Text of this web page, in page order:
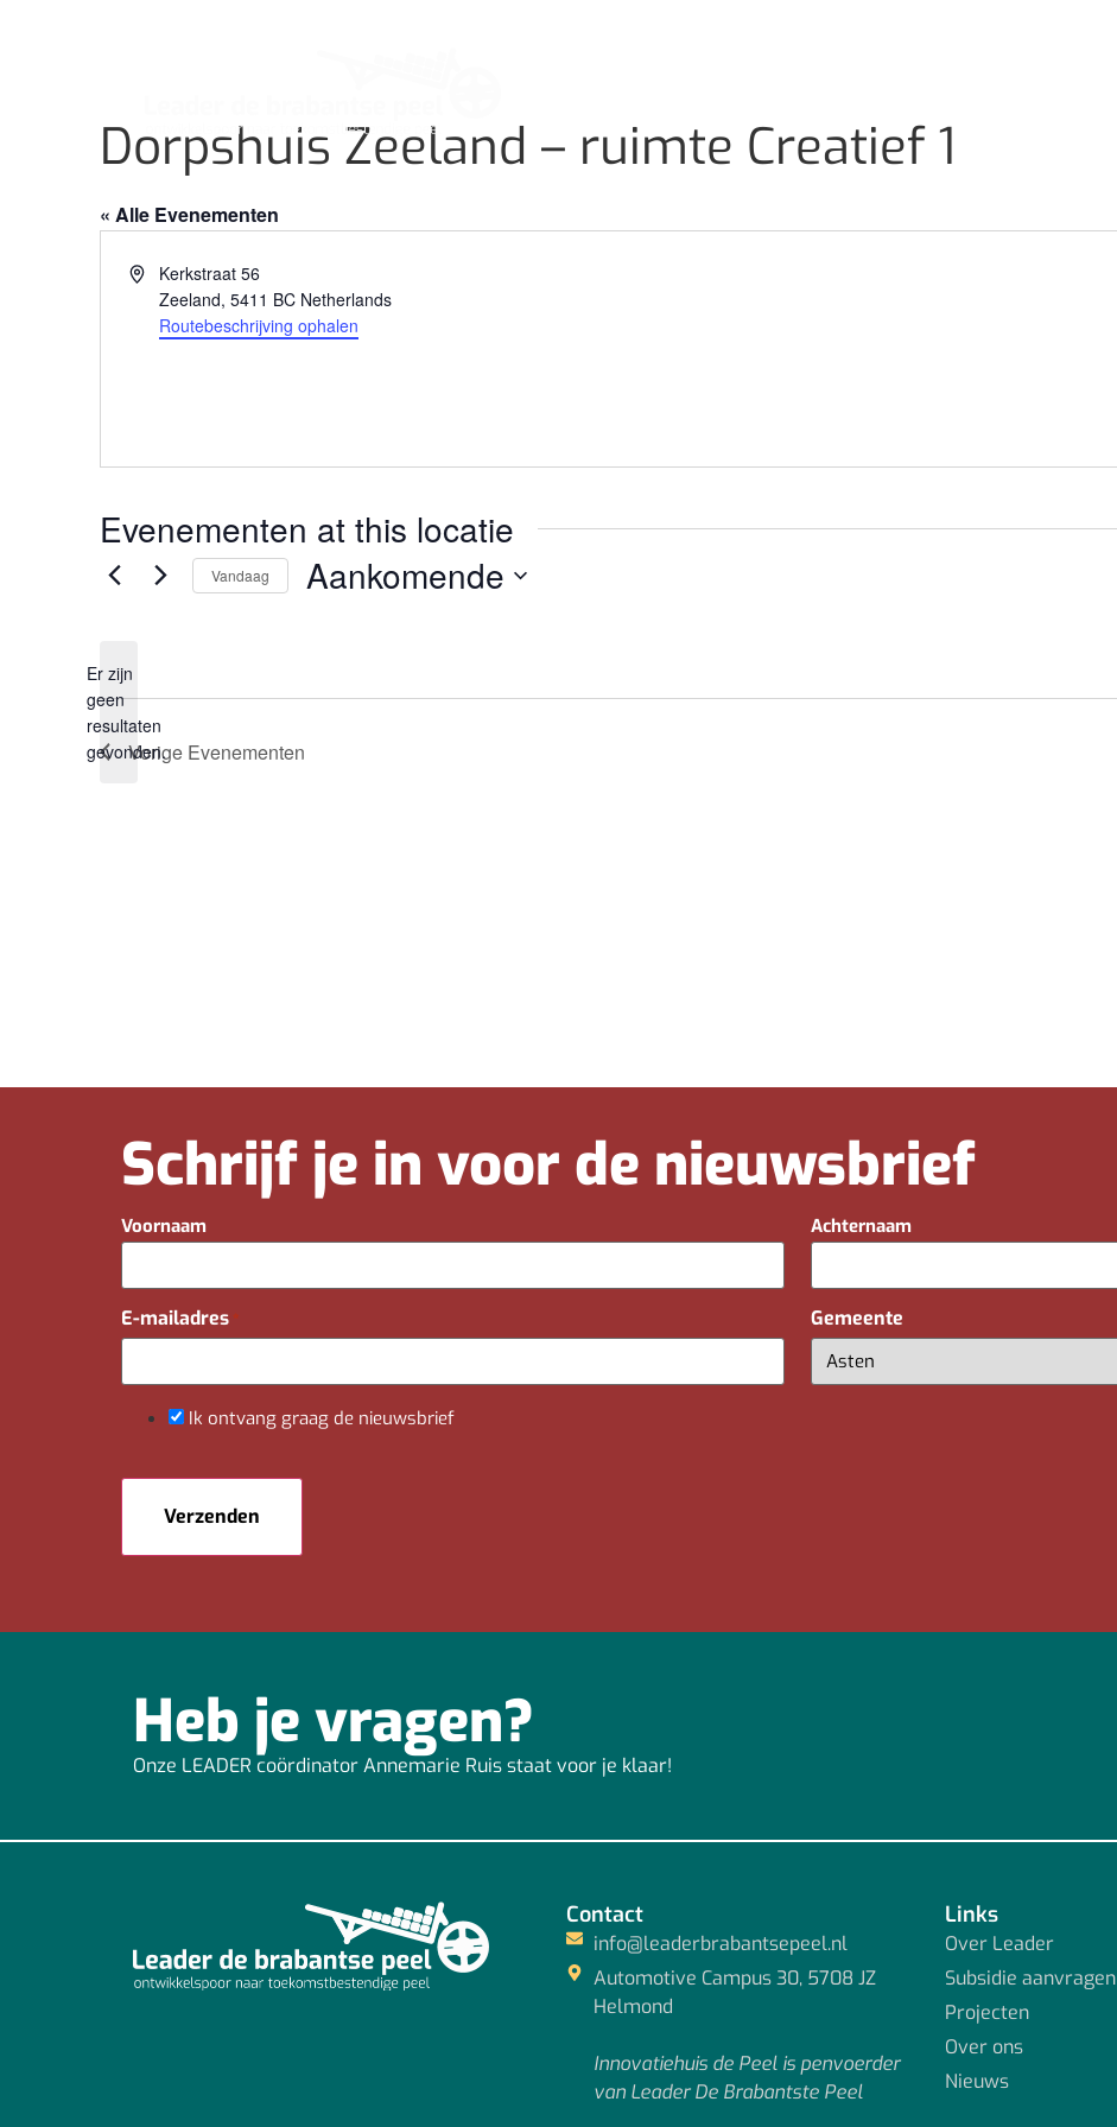
Dorpshuis Zeeland – ruimte Creatief 1
« Alle Evenementen
AdresKerkstraat 56
Zeeland, 5411 BC Netherlands
Routebeschrijving ophalen
Evenementen at this locatie
Bericht
Er zijn
geen
resultaten
gevonden.
Vandaag Aankomende
Vorige Evenementen
Schrijf je in voor de nieuwsbrief
Voornaam Achternaam
E-mailadres * Gemeente
Ik ontvang graag de nieuwsbrief
Heb je vragen?
Onze LEADER coördinator Annemarie Ruis staat voor je klaar!
Contact
info@leaderbrabantsepeel.nl
Automotive Campus 30, 5708 JZ
Helmond
Innovatiehuis de Peel is penvoerder
van Leader De Brabantste Peel
Links
Over Leader
Subsidie aanvragen
Projecten
Over ons
Nieuws